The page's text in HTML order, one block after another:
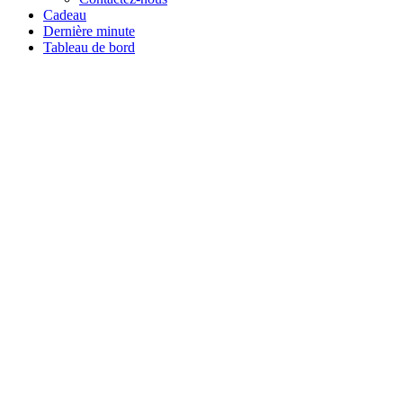
Cadeau
Dernière minute
Tableau de bord